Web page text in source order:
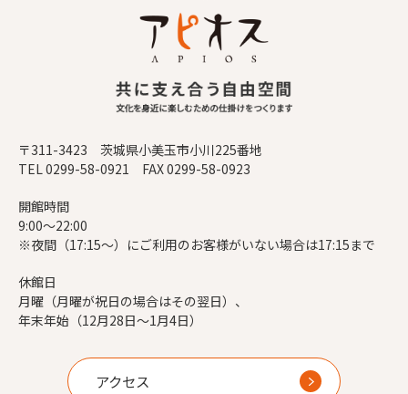
〒311-3423 茨城県小美玉市小川225番地
TEL 0299-58-0921 FAX 0299-58-0923
開館時間
9:00～22:00
※夜間（17:15～）にご利用のお客様がいない場合は17:15まで
休館日
月曜（月曜が祝日の場合はその翌日）、
年末年始（12月28日～1月4日）
アクセス